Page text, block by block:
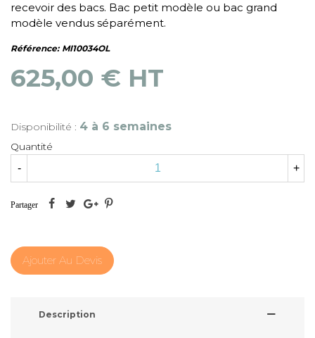
recevoir des bacs. Bac petit modèle ou bac grand
modèle vendus séparément.
Référence: MI10034OL
625,00 € HT
Disponibilité : 4 à 6 semaines
Quantité
- +
Partager
Ajouter Au Devis
Description